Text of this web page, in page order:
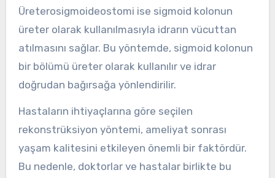
Üreterosigmoideostomi ise sigmoid kolonun
üreter olarak kullanılmasıyla idrarın vücuttan
atılmasını sağlar. Bu yöntemde, sigmoid kolonun
bir bölümü üreter olarak kullanılır ve idrar
doğrudan bağırsağa yönlendirilir.
Hastaların ihtiyaçlarına göre seçilen
rekonstrüksiyon yöntemi, ameliyat sonrası
yaşam kalitesini etkileyen önemli bir faktördür.
Bu nedenle, doktorlar ve hastalar birlikte bu